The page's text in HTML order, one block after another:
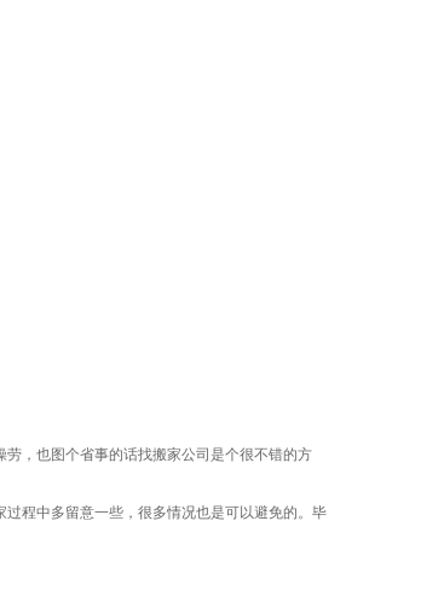
，也图个省事的话找搬家公司是个很不错的方
程中多留意一些，很多情况也是可以避免的。毕